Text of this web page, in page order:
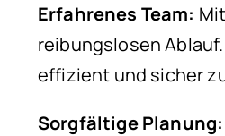
Erfahrenes Team:
reibungslosen
effizient und sicher
Sorgfältige Planung: